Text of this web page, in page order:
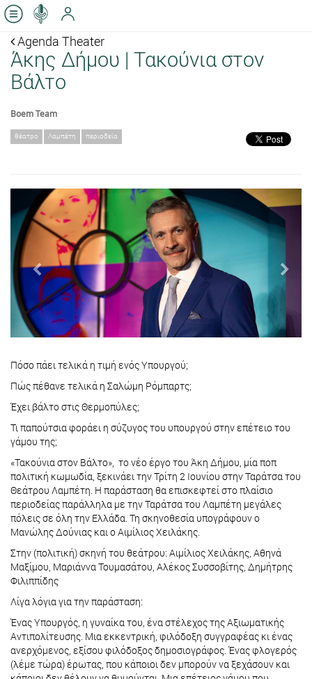
Agenda Theater
Άκης Δήμου | Τακούνια στον
Βάλτο
Boem Team
θέατρο Λαμπέτη περιοδεία
Previous Next
Πόσο πάει τελικά η τιμή ενός Υπουργού;
Πώς πέθανε τελικά η Σαλώμη Ρόμπαρτς;
Έχει βάλτο στις Θερμοπύλες;
Τι παπούτσια φοράει η σύζυγος του υπουργού στην επέτειο του
γάμου της;
«Τακούνια στον Βάλτο», το νέο έργο του Άκη Δήμου, μία ποπ
πολιτική κωμωδία, ξεκινάει την Τρίτη 2 Ιουνίου στην Ταράτσα του
Θεάτρου Λαμπέτη. Η παράσταση θα επισκεφτεί στο πλαίσιο
περιοδείας παράλληλα με την Ταράτσα του Λαμπέτη μεγάλες
πόλεις σε όλη την Ελλάδα. Τη σκηνοθεσία υπογράφουν ο
Μανώλης Δούνιας και ο Αιμίλιος Χειλάκης.
Στην (πολιτική) σκηνή του θεάτρου: Αιμίλιος Χειλάκης, Αθηνά
Μαξίμου, Μαριάννα Τουμασάτου, Αλέκος Συσσοβίτης, Δημήτρης
Φιλιππίδης
Λίγα λόγια για την παράσταση:
Ένας Υπουργός, η γυναίκα του, ένα στέλεχος της Αξιωματικής
Αντιπολίτευσης. Μια εκκεντρική, φιλόδοξη συγγραφέας κι ένας
ανερχόμενος, εξίσου φιλόδοξος δημοσιογράφος. Ένας φλογερός
(λέμε τώρα) έρωτας, που κάποιοι δεν μπορούν να ξεχάσουν και